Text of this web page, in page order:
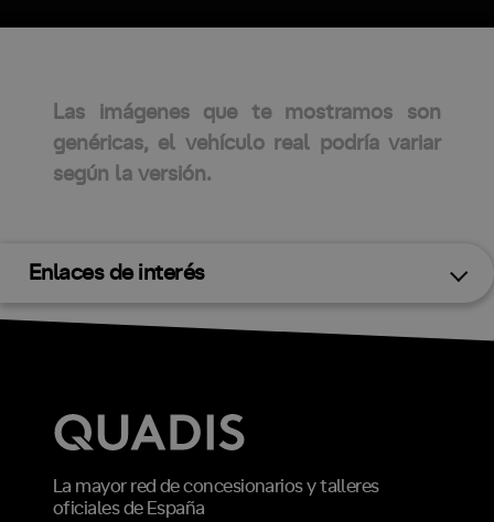
Las imágenes que te mostramos son
genéricas, el vehículo real podría variar
según la versión.
Enlaces de interés
La mayor red de concesionarios y talleres
oficiales de España